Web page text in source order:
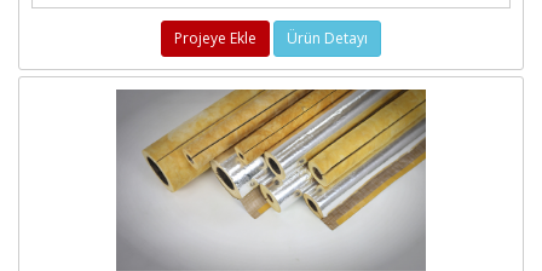
Projeye Ekle Ürün Detayı